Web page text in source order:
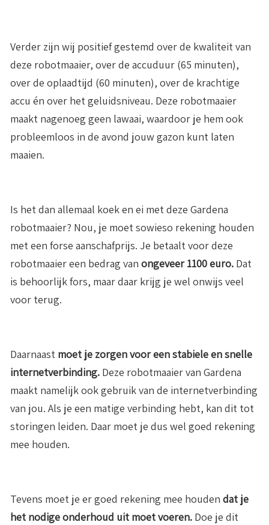
Verder zijn wij positief gestemd over de kwaliteit van
deze robotmaaier, over de accuduur (65 minuten),
over de oplaadtijd (60 minuten), over de krachtige
accu én over het geluidsniveau. Deze robotmaaier
maakt nagenoeg geen lawaai, waardoor je hem ook
probleemloos in de avond jouw gazon kunt laten
maaien.
Is het dan allemaal koek en ei met deze Gardena
robotmaaier? Nou, je moet sowieso rekening houden
met een forse aanschafprijs. Je betaalt voor deze
robotmaaier een bedrag van ongeveer 1100 euro. Dat
is behoorlijk fors, maar daar krijg je wel onwijs veel
voor terug.
Daarnaast moet je zorgen voor een stabiele en snelle
internetverbinding. Deze robotmaaier van Gardena
maakt namelijk ook gebruik van de internetverbinding
van jou. Als je een matige verbinding hebt, kan dit tot
storingen leiden. Daar moet je dus wel goed rekening
mee houden.
Tevens moet je er goed rekening mee houden dat je
het nodige onderhoud uit moet voeren. Doe je dit